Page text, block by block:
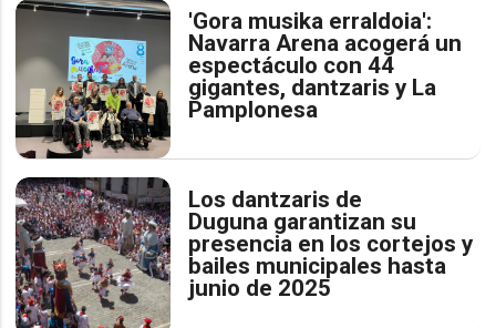
'Gora musika erraldoia':
Navarra Arena acogerá un
espectáculo con 44
gigantes, dantzaris y La
Pamplonesa
Los dantzaris de
Duguna garantizan su
presencia en los cortejos y
bailes municipales hasta
junio de 2025